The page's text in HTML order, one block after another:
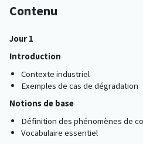
Contenu
Jour 1
Introduction
Contexte industriel
Exemples de cas de dégradation
Notions de base
Définition des phénomènes de
Vocabulaire essentiel